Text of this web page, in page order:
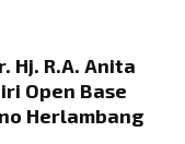
Hj. R.A. Anita
Open Base
Herlambang